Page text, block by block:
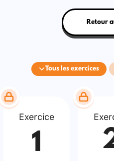
Tous les exercices
Retour
Exercice
1